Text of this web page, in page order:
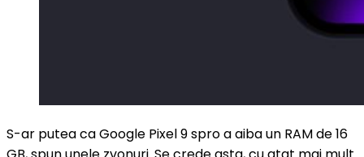
S-ar putea ca Google Pixel 9 spro a aiba un RAM de 16